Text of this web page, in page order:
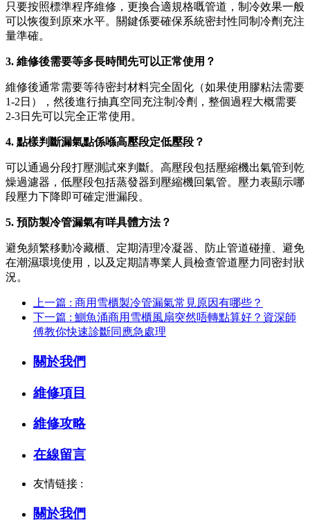
只要按照標準程序維修，更換合適規格嘅管道，制冷效果一般
可以恢復到原來水平。關鍵係要確保系統密封性同制冷劑充注
量準確。
3. 維修後需要等多長時間先可以正常使用？
維修後通常需要等待密封材料完全固化（如果使用膠粘法需要
1-2日），然後進行抽真空同充注制冷劑，整個過程大概需要
2-3日先可以完全正常使用。
4. 點樣判斷漏氣點係喺高壓段定低壓段？
可以通過分段打壓測試來判斷。高壓段包括壓縮機出氣管到乾
燥過濾器，低壓段包括蒸發器到壓縮機回氣管。壓力表顯示哪
段壓力下降即可確定泄漏段。
5. 預防製冷管漏氣有咩具體方法？
避免頻繁移動冷藏櫃、定期清理冷凝器、防止管道碰撞、避免
在潮濕環境使用，以及定期請專業人員檢查管道壓力同密封狀
況。
上一篇 : 商用雪櫃製冷管漏氣常見原因有哪些？
下一篇 : 鰂魚涌商用雪櫃風扇突然唔轉點算好？資深師
傅教你快速診斷同應急處理
關於我們
維修項目
維修攻略
在線留言
友情链接 :
關於我們